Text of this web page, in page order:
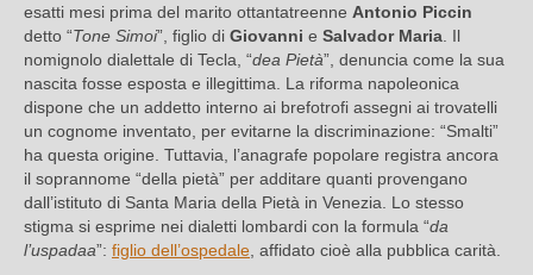
esatti mesi prima del marito ottantatreenne Antonio Piccin
detto “Tone Simoi”, figlio di Giovanni e Salvador Maria . Il
nomignolo dialettale di Tecla, “dea Pietà”, denuncia come la sua
nascita fosse esposta e illegittima. La riforma napoleonica
dispone che un addetto interno ai brefotrofi assegni ai trovatelli
un cognome inventato, per evitarne la discriminazione: “Smalti”
ha questa origine. Tuttavia, l’anagrafe popolare registra ancora
il soprannome “della pietà” per additare quanti provengano
dall’istituto di Santa Maria della Pietà in Venezia. Lo stesso
stigma si esprime nei dialetti lombardi con la formula “da
l’uspadaa”: figlio dell’ospedale , affidato cioè alla pubblica carità.